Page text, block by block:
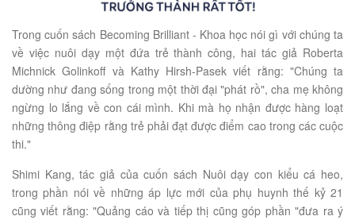
Trong cuốn sách Becoming Brilliant - Khoa học nói gì với chúng ta
về việc nuôi dạy một đứa trẻ thành công, hai tác giả Roberta
Michnick Golinkoff và Kathy Hirsh-Pasek viết rằng: "Chúng ta
dường như đang sống trong một thời đại "phát rồ", cha mẹ không
ngừng lo lắng về con cái mình. Khi mà họ nhận được hàng loạt
những thông điệp rằng trẻ phải đạt được điểm cao trong các cuộc
thi."
Shimi Kang, tác giả của cuốn sách Nuôi dạy con kiểu cá heo,
trong phần nói về những áp lực mới của phụ huynh thế kỷ 21
cũng viết rằng: "Quảng cáo và tiếp thị cũng góp phần "đưa ra ý